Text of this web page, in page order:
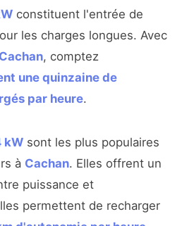
constituent l'entrée de
les charges longues. Avec
Cachan, comptez
une quinzaine de
par heure.
kW sont les plus populaires
à Cachan. Elles offrent un
puissance et
permettent de recharger